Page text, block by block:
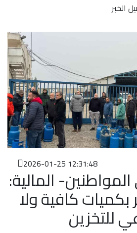
الخبر
2026-01-25 12:31:48
المالية:
بكميات كافية ولا
للتخزين